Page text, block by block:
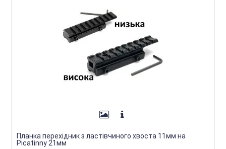
Планка перехідник з ластівчиного хвоста 11мм на
Picatinny 21мм